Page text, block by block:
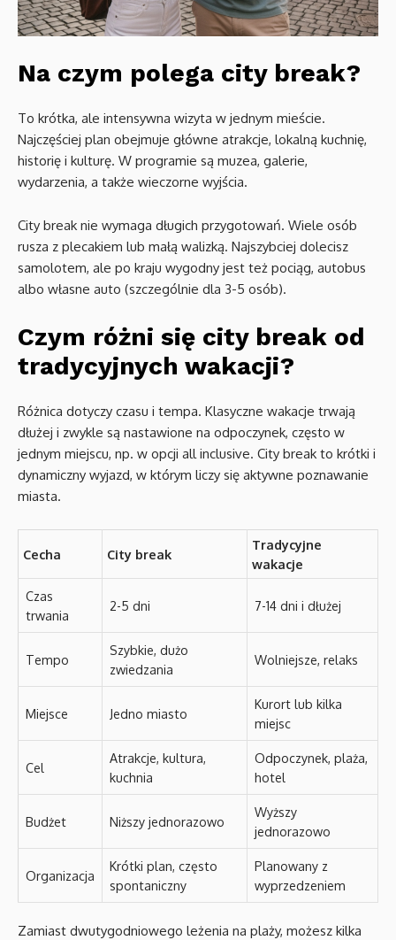
Na czym polega city break?
To krótka, ale intensywna wizyta w jednym mieście.
Najczęściej plan obejmuje główne atrakcje, lokalną kuchnię,
historię i kulturę. W programie są muzea, galerie,
wydarzenia, a także wieczorne wyjścia.
City break nie wymaga długich przygotowań. Wiele osób
rusza z plecakiem lub małą walizką. Najszybciej dolecisz
samolotem, ale po kraju wygodny jest też pociąg, autobus
albo własne auto (szczególnie dla 3-5 osób).
Czym różni się city break od
tradycyjnych wakacji?
Różnica dotyczy czasu i tempa. Klasyczne wakacje trwają
dłużej i zwykle są nastawione na odpoczynek, często w
jednym miejscu, np. w opcji all inclusive. City break to krótki i
dynamiczny wyjazd, w którym liczy się aktywne poznawanie
miasta.
Cecha City break
Tradycyjne
wakacje
Czas
trwania
2-5 dni 7-14 dni i dłużej
Tempo
Szybkie, dużo
zwiedzania
Wolniejsze, relaks
Miejsce Jedno miasto
Kurort lub kilka
miejsc
Cel
Atrakcje, kultura,
kuchnia
Odpoczynek, plaża,
hotel
Budżet Niższy jednorazowo
Wyższy
jednorazowo
Organizacja
Krótki plan, często
spontaniczny
Planowany z
wyprzedzeniem
Zamiast dwutygodniowego leżenia na plaży, możesz kilka